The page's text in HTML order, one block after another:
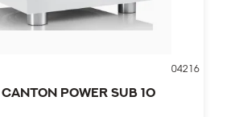
04216
Power Sub 10